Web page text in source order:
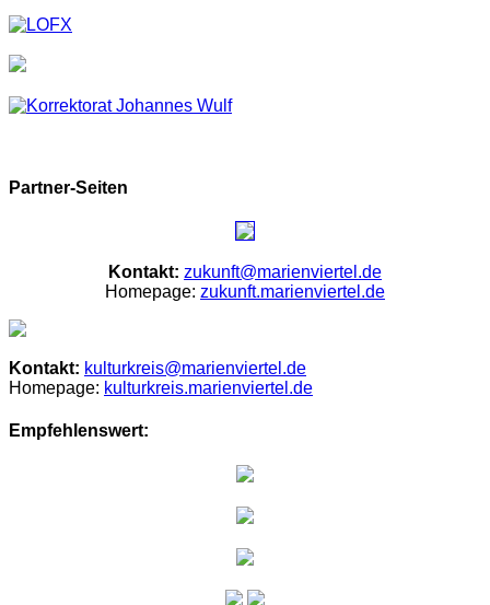
Partner-Seiten
Kontakt: zukunft@marienviertel.de
Homepage: zukunft.marienviertel.de
Kontakt: kulturkreis@marienviertel.de
Homepage: kulturkreis.marienviertel.de
Empfehlenswert: